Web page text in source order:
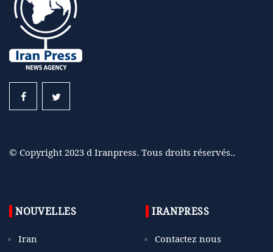
© Copyright 2023 d Iranpress. Tous droits réservés..
NOUVELLES
Iran
IRANPRESS
Contactez nous